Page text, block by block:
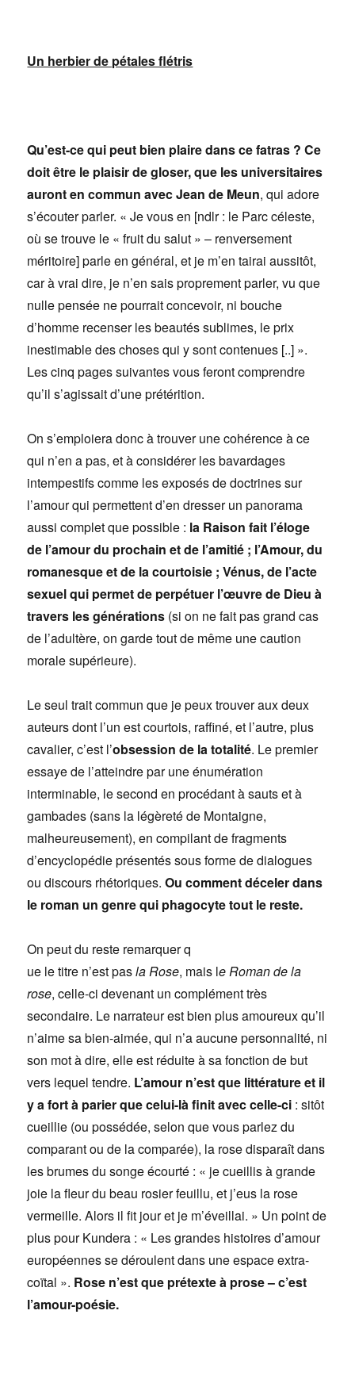
Un herbier de pétales flétris
Qu’est-ce qui peut bien plaire dans ce fatras ? Ce
doit être le plaisir de gloser, que les universitaires
auront en commun avec Jean de Meun, qui adore
s’écouter parler. « Je vous en [ndlr : le Parc céleste,
où se trouve le « fruit du salut » – renversement
méritoire] parle en général, et je m’en tairai aussitôt,
car à vrai dire, je n’en sais proprement parler, vu que
nulle pensée ne pourrait concevoir, ni bouche
d’homme recenser les beautés sublimes, le prix
inestimable des choses qui y sont contenues [..] ».
Les cinq pages suivantes vous feront comprendre
qu’il s’agissait d’une prétérition.
On s’emploiera donc à trouver une cohérence à ce
qui n’en a pas, et à considérer les bavardages
intempestifs comme les exposés de doctrines sur
l’amour qui permettent d’en dresser un panorama
aussi complet que possible : la Raison fait l’éloge
de l’amour du prochain et de l’amitié ; l’Amour, du
romanesque et de la courtoisie ; Vénus, de l’acte
sexuel qui permet de perpétuer l’œuvre de Dieu à
travers les générations (si on ne fait pas grand cas
de l’adultère, on garde tout de même une caution
morale supérieure).
Le seul trait commun que je peux trouver aux deux
auteurs dont l’un est courtois, raffiné, et l’autre, plus
cavalier, c’est l’obsession de la totalité. Le premier
essaye de l’atteindre par une énumération
interminable, le second en procédant à sauts et à
gambades (sans la légèreté de Montaigne,
malheureusement), en compilant de fragments
d’encyclopédie présentés sous forme de dialogues
ou discours rhétoriques.Ou comment déceler dans
le roman un genre qui phagocyte tout le reste.
On peut du reste remarquer q
ue le titre n’est pasla Rose, mais le Roman de la
rose, celle-ci devenant un complément très
secondaire. Le narrateur est bien plus amoureux qu’il
n’aime sa bien-aimée, qui n’a aucune personnalité, ni
son mot à dire, elle est réduite à sa fonction de but
vers lequel tendre. L’amour n’est que littérature et il
y a fort à parier que celui-là finit avec celle-ci : sitôt
cueillie (ou possédée, selon que vous parlez du
comparant ou de la comparée), la rose disparaît dans
les brumes du songe écourté : « je cueillis à grande
joie la fleur du beau rosier feuillu, et j’eus la rose
vermeille. Alors il fit jour et je m’éveillai. » Un point de
plus pour Kundera : « Les grandes histoires d’amour
européennes se déroulent dans une espace extra-
coïtal ». Rose n’est que prétexte à prose – c’est
l’amour-poésie.